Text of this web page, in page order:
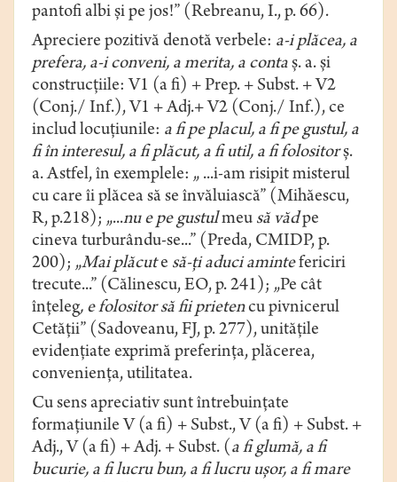
pantofi albi şi pe jos!” (Rebreanu, I., p. 66).
Apreciere pozitivă denotă verbele: a-i plăcea, a
prefera, a-i conveni, a merita, a contaș. a. și
construcțiile: V1 (a fi) + Prep. + Subst. + V2
(Conj./ Inf.), V1 + Adj.+ V2 (Conj./ Inf.), ce
includ locuțiunile: a fi pe placul, a fi pe gustul, a
fi în interesul, a fi plăcut, a fi util, a fi folositorș.
a. Astfel, în exemplele: „ ...i-am risipit misterul
cu care îi plăcea să se învăluiască” (Mihăescu,
R, p.218); „...nu e pe gustulmeu să vădpe
cineva turburându-se...” (Preda, CMIDP, p.
200); „Mai plăcute să-ţi aduci amintefericiri
trecute...” (Călinescu, EO, p. 241); „Pe cât
înţeleg, efolositor să fii prietencu pivnicerul
Cetăţii” (Sadoveanu, FJ, p. 277), unitățile
evidențiate exprimă preferinţa, plăcerea,
convenienţa, utilitatea.
Cu sens apreciativ sunt întrebuințate
formațiunile V (a fi) + Subst., V (a fi) + Subst. +
Adj., V (a fi) + Adj. + Subst. (a fi glumă, a fi
bucurie, a fi lucru bun, a fi lucru uşor, a fi mare